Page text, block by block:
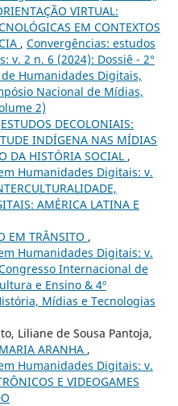
VIRTUAL:
EM CONTEXTOS
, Convergências: estudos
v. 2 n. 6 (2024): Dossiê - 2°
Humanidades Digitais,
Nacional de Mídias,
2)
ESTUDOS DECOLONIAIS:
INDÍGENA NAS MÍDIAS
DA HISTÓRIA SOCIAL ,
Humanidades Digitais: v.
AMÉRICA LATINA E
EM TRÂNSITO ,
Humanidades Digitais: v.
Internacional de
e Ensino & 4º
Mídias e Tecnologias
Liliane de Sousa Pantoja,
ARANHA ,
Humanidades Digitais: v.
E VIDEOGAMES